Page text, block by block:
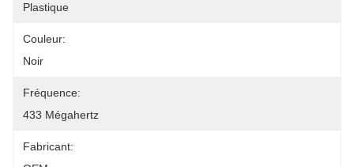
Plastique
Couleur:
Noir
Fréquence:
433 Mégahertz
Fabricant: